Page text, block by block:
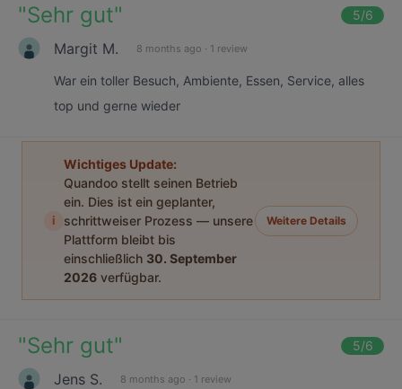
"Sehr gut" 5/6
Margit M. 8 months ago · 1 review
War ein toller Besuch, Ambiente, Essen, Service, alles
top und gerne wieder
i
Wichtiges Update:
Quandoo stellt seinen Betrieb
ein. Dies ist ein geplanter,
schrittweiser Prozess — unsere
Plattform bleibt bis
einschließlich 30. September
2026 verfügbar.
Weitere Details
"Sehr gut" 5/6
Jens S. 8 months ago · 1 review